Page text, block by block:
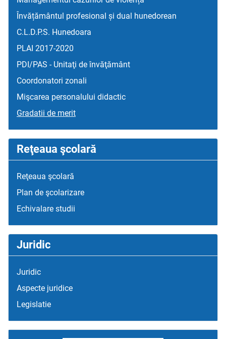
Învățământul profesional și dual hunedorean
C.L.D.P.S. Hunedoara
PLAI 2017-2020
PDI/PAS - Unitaţi de învăţământ
Coordonatori zonali
Mişcarea personalului didactic
Gradatii de merit
Reţeaua şcolară
Reţeaua şcolară
Plan de şcolarizare
Echivalare studii
Juridic
Juridic
Aspecte juridice
Legislatie